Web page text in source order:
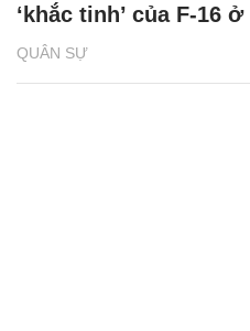
QUÂN SỰ
‘khắc tinh’ của F-16